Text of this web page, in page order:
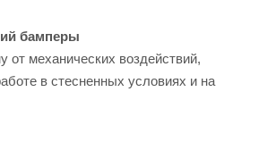
бамперы
механических воздействий,
в стесненных условиях и на